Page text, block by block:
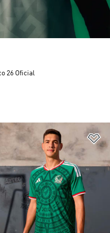
a la lista de deseos
26 Oficial